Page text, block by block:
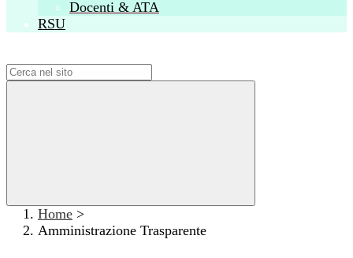
Docenti & ATA
RSU
Home >
Amministrazione Trasparente